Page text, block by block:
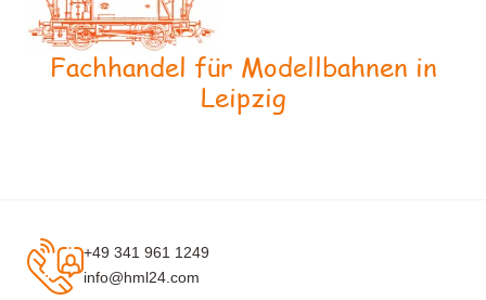
Fachhandel für Modellbahnen in
Leipzig
+49 341 961 1249
info@hml24.com